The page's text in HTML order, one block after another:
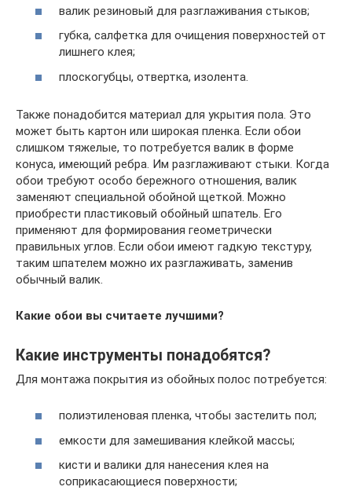
валик резиновый для разглаживания стыков;
губка, салфетка для очищения поверхностей от
лишнего клея;
плоскогубцы, отвертка, изолента.
Также понадобится материал для укрытия пола. Это
может быть картон или широкая пленка. Если обои
слишком тяжелые, то потребуется валик в форме
конуса, имеющий ребра. Им разглаживают стыки. Когда
обои требуют особо бережного отношения, валик
заменяют специальной обойной щеткой. Можно
приобрести пластиковый обойный шпатель. Его
применяют для формирования геометрически
правильных углов. Если обои имеют гадкую текстуру,
таким шпателем можно их разглаживать, заменив
обычный валик.
Какие обои вы считаете лучшими?
Какие инструменты понадобятся?
Для монтажа покрытия из обойных полос потребуется:
полиэтиленовая пленка, чтобы застелить пол;
емкости для замешивания клейкой массы;
кисти и валики для нанесения клея на
соприкасающиеся поверхности;